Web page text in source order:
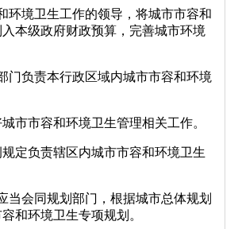
环境卫生工作的领导，将城市市容和
本级政府财政预算，完善城市环境
门负责本行政区域内城市市容和环境
市市容和环境卫生管理相关工作。
定负责辖区内城市市容和环境卫生
会同规划部门，根据城市总体规划
和环境卫生专项规划。